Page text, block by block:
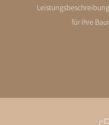
für Ihre